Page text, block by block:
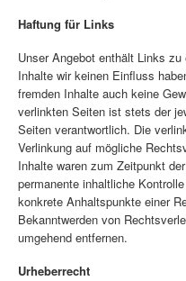
Haftung für Links
Unser Angebot enthält Links
Inhalte wir keinen Einfluss
fremden Inhalte auch keine
verlinkten Seiten ist stets der
Seiten verantwortlich. Die
Verlinkung auf mögliche
Inhalte waren zum Zeitpunkt
permanente inhaltliche
konkrete Anhaltspunkte einer
Bekanntwerden von
umgehend entfernen.
Urheberrecht